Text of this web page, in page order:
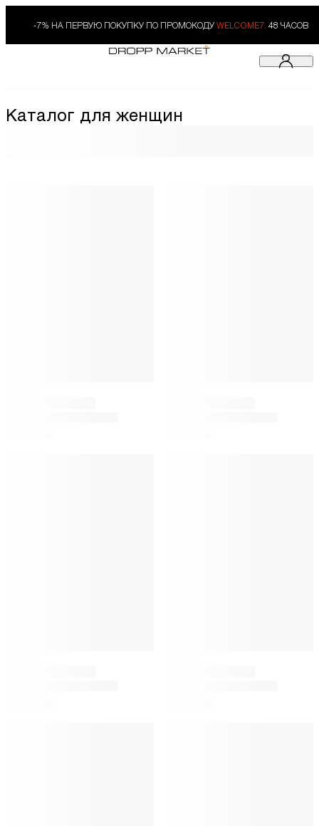
-7% НА ПЕРВУЮ ПОКУПКУ ПО ПРОМОКОДУ WELCOME7. 48 ЧАСОВ
Каталог для женщин